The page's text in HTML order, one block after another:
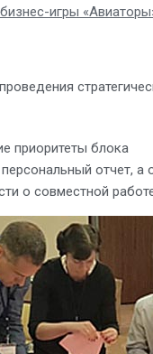
игры
приоритеты блока
отчет,
о совместной